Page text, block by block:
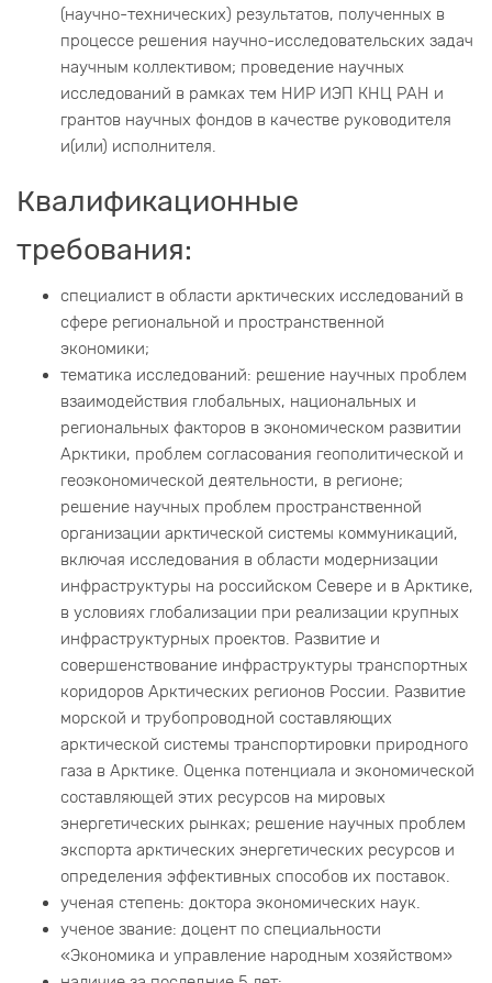
(научно-технических) результатов, полученных в
процессе решения научно-исследовательских задач
научным коллективом; проведение научных
исследований в рамках тем НИР ИЭП КНЦ РАН и
грантов научных фондов в качестве руководителя
и(или) исполнителя.
Квалификационные
требования:
специалист в области арктических исследований в
сфере региональной и пространственной
экономики;
тематика исследований: решение научных проблем
взаимодействия глобальных, национальных и
региональных факторов в экономическом развитии
Арктики, проблем согласования геополитической и
геоэкономической деятельности, в регионе;
решение научных проблем пространственной
организации арктической системы коммуникаций,
включая исследования в области модернизации
инфраструктуры на российском Севере и в Арктике,
в условиях глобализации при реализации крупных
инфраструктурных проектов. Развитие и
совершенствование инфраструктуры транспортных
коридоров Арктических регионов России. Развитие
морской и трубопроводной составляющих
арктической системы транспортировки природного
газа в Арктике. Оценка потенциала и экономической
составляющей этих ресурсов на мировых
энергетических рынках; решение научных проблем
экспорта арктических энергетических ресурсов и
определения эффективных способов их поставок.
ученая степень: доктора экономических наук.
ученое звание: доцент по специальности
«Экономика и управление народным хозяйством»